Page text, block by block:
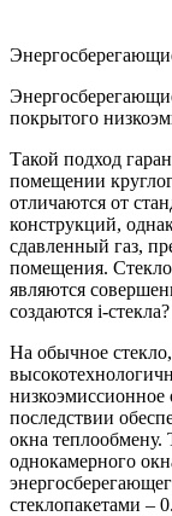
покрытого
Такой подход
помещении
отличаются от
конструкций,
сдавленный газ,
помещения.
являются
создаются i-стекла?
На обычное
низкоэмиссионное
последствии
окна теплообмену.
однокамерного
стеклопакетами –